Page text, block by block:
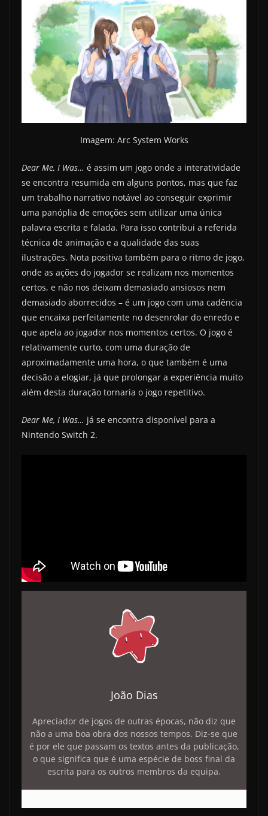
Imagem: Arc System Works
Dear Me, I Was… é assim um jogo onde a interatividade
se encontra resumida em alguns pontos, mas que faz
um trabalho narrativo notável ao conseguir exprimir
uma panóplia de emoções sem utilizar uma única
palavra escrita e falada. Para isso contribui a referida
técnica de animação e a qualidade das suas
ilustrações. Nota positiva também para o ritmo de jogo,
onde as ações do jogador se realizam nos momentos
certos, e não nos deixam demasiado ansiosos nem
demasiado aborrecidos – é um jogo com uma cadência
que encaixa perfeitamente no desenrolar do enredo e
que apela ao jogador nos momentos certos. O jogo é
relativamente curto, com uma duração de
aproximadamente uma hora, o que também é uma
decisão a elogiar, já que prolongar a experiência muito
além desta duração tornaria o jogo repetitivo.
Dear Me, I Was… já se encontra disponível para a
Nintendo Switch 2.
João Dias
Apreciador de jogos de outras épocas, não diz que
não a uma boa obra dos nossos tempos. Diz-se que
é por ele que passam os textos antes da publicação,
o que significa que é uma espécie de boss final da
escrita para os outros membros da equipa.